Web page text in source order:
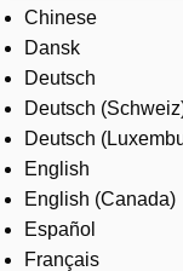
Industries
Services
About us
Where to buy
Contact us
Careers
Chinese
Dansk
Deutsch
Deutsch
Deutsch
English
English (Canada)
Español
Français